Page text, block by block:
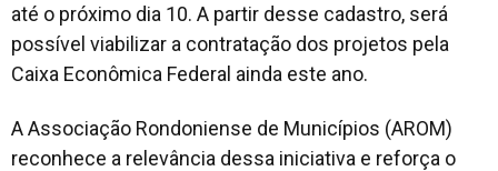
até o próximo dia 10. A partir desse cadastro, será
possível viabilizar a contratação dos projetos pela
Caixa Econômica Federal ainda este ano.
A Associação Rondoniense de Municípios (AROM)
reconhece a relevância dessa iniciativa e reforça o